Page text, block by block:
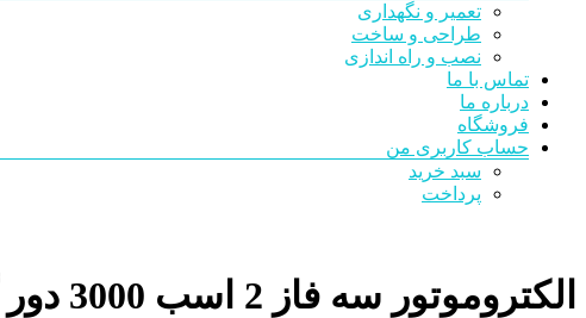
تعمیر و نگهداری
طراحی و ساخت
نصب و راه اندازی
تماس با ما
درباره ما
فروشگاه
حساب کاربری من
سبد خرید
پرداخت
الکتروموتور سه فاز 2 اسب 3000 دور گوانگجو